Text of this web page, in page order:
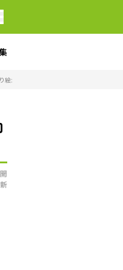
絵が生成できる知育アプリが誕生（画像5/